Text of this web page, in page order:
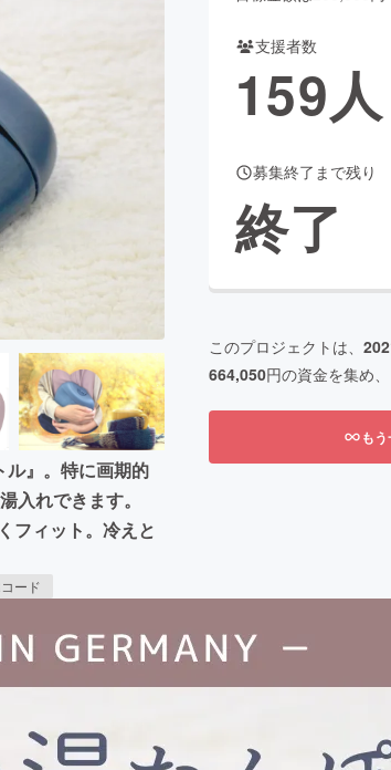
ビューティー・ヘルスケア
Good
と納税
ル』。特に画期的
入れできます。
フィット。冷えと
ード
支援者数
159人
募集終了まで残り
終了
このプロジェクトは、
664,050円の資金を集め、
も